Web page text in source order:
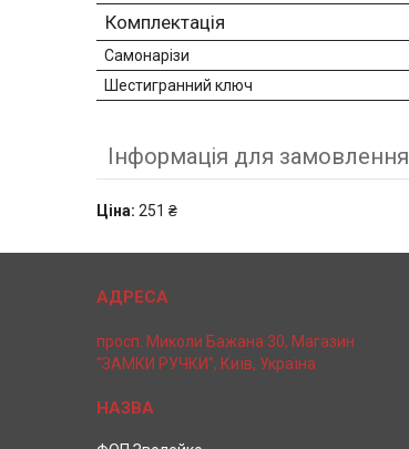
Комплектація
Самонарізи
Шестигранний ключ
Інформація для замовлення
Ціна: 251 ₴
просп. Миколи Бажана 30, Магазин
"ЗАМКИ РУЧКИ", Київ, Україна